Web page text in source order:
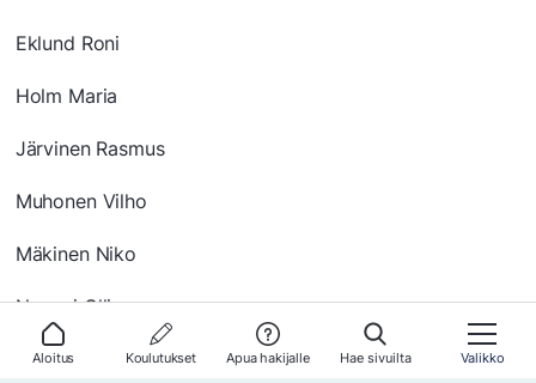
Aloitus Koulutukset Apua hakijalle Hae sivuilta Valikko
Eklund Roni
Holm Maria
Järvinen Rasmus
Muhonen Vilho
Mäkinen Niko
Nummi Olli
Peltonen Niilo